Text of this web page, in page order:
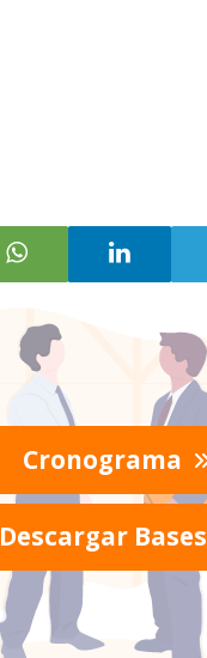
Cronograma
Descargar Bases